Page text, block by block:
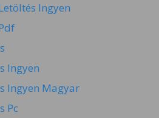
Ingyen
Ingyen
Ingyen Magyar
Pc